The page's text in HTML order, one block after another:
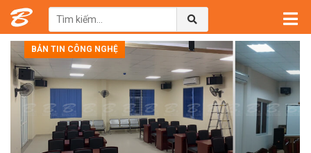
Trang chủ → Tin tức
BẢN TIN CÔNG NGHỆ